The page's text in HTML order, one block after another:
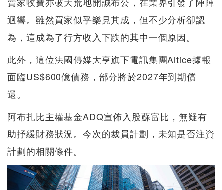
迴響。雖然買家似乎樂見其成，但不少分析卻認
為，這成為了行方收入下跌的其中一個原因。
此外，這位法國傳媒大亨旗下電訊集團Altice據報
面臨US$600億債務，部分將於2027年到期償
還。
阿布扎比主權基金ADQ宣佈入股蘇富比，無疑有
助抒緩財務狀況。今次的裁員計劃，未知是否注資
計劃的相關條件。